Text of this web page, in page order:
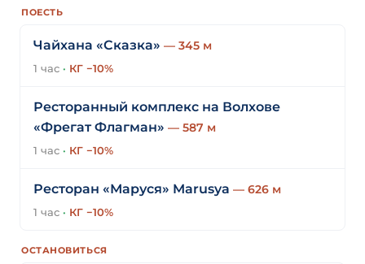
ПОЕСТЬ
Чайхана «Сказка» — 345 м
1 час · КГ −10%
Ресторанный комплекс на Волхове
«Фрегат Флагман» — 587 м
1 час · КГ −10%
Ресторан «Маруся» Marusya — 626 м
1 час · КГ −10%
ОСТАНОВИТЬСЯ